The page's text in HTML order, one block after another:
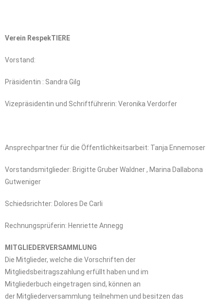
Verein RespekTIERE
Vorstand:
Präsidentin : Sandra Gilg
Vizepräsidentin und Schriftführerin: Veronika Verdorfer
Ansprechpartner für die Öffentlichkeitsarbeit: Tanja Ennemoser
Vorstandsmitglieder: Brigitte Gruber Waldner , Marina Dallabona
Gutweniger
Schiedsrichter: Dolores De Carli
Rechnungsprüferin: Henriette Annegg
MITGLIEDERVERSAMMLUNG
Die Mitglieder, welche die Vorschriften der
Mitgliedsbeitragszahlung erfüllt haben und im
Mitgliederbuch eingetragen sind, können an
der Mitgliederversammlung teilnehmen und besitzen das